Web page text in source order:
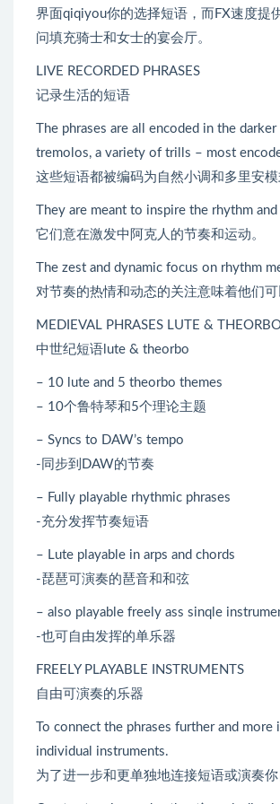
界面qiqiyou你的选择短语，而FX速度提
问填充骑士和女士的宴会厅。
LIVE RECORDED PHRASES
记录生活的短语
The phrases are all encoded in the
tremolos, a variety of trills – most
这些短语都被编码为自然小调和多里安
They are meant to inspire the rhythm
它们意在激发中阿克人的节奏和运动。
The zest and dynamic focus on rhythm
对节奏的热情和动态的关注意味着他们
MEDIEVAL PHRASES LUTE &
中世纪短语lute & theorbo
– 10 lute and 5 theorbo themes
– 10个鲁特琴和5个理论主题
– Syncs to DAW’s tempo
-同步到DAW的节奏
– Fully playable rhythmic phrases
-充分发挥节奏短语
– Lute playable in arps and chords
-琵琶可演奏的琶音和和弦
– also playable freely ass sinqle
-也可自由发挥的单乐器
FREELY PLAYABLE INSTRUMENTS
自由可演奏的乐器
To connect the phrases further and
individual instruments.
为了进一步和更单独地连接短语或演奏